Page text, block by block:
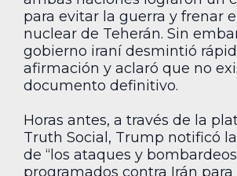
para evitar la guerra y frenar
nuclear de Teherán. Sin
gobierno iraní desmintió
afirmación y aclaró que no
documento definitivo.
Horas antes, a través de la
Truth Social, Trump notificó
de “los ataques y bombardeos
programados contra Irán para